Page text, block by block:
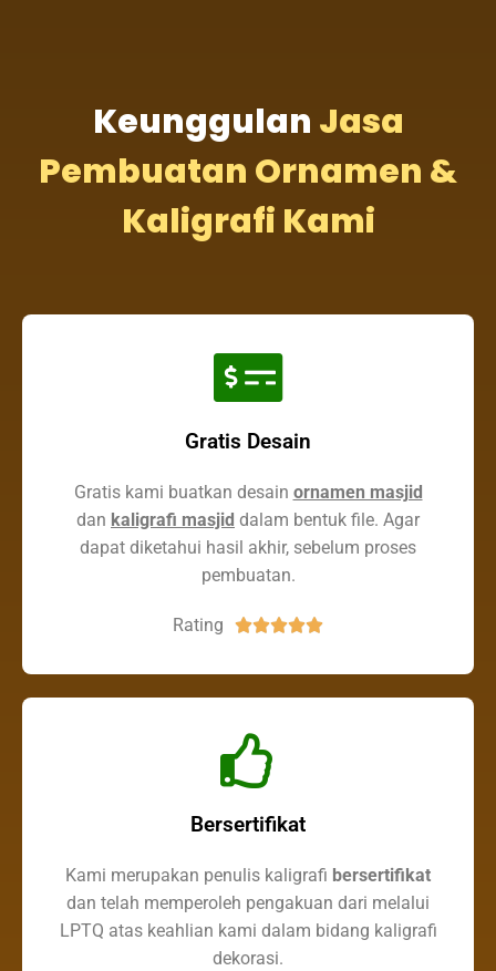
Keunggulan Jasa
Pembuatan Ornamen &
Kaligrafi Kami
Gratis Desain
Gratis kami buatkan desain ornamen masjid
dan kaligrafi masjid dalam bentuk file. Agar
dapat diketahui hasil akhir, sebelum proses
pembuatan.
Rating 
Bersertifikat
Kami merupakan penulis kaligrafi bersertifikat
dan telah memperoleh pengakuan dari melalui
LPTQ atas keahlian kami dalam bidang kaligrafi
dekorasi.